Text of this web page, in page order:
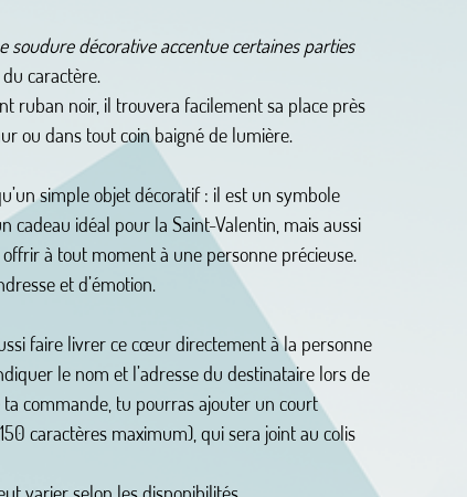
soudure décorative accentue certaines parties
caractère.
ruban noir, il trouvera facilement sa place près
ou dans tout coin baigné de lumière.
simple objet décoratif : il est un symbole
cadeau idéal pour la Saint-Valentin, mais aussi
à tout moment à une personne précieuse.
et d’émotion.
faire livrer ce cœur directement à la personne
le nom et l’adresse du destinataire lors de
ta commande, tu pourras ajouter un court
caractères maximum), qui sera joint au colis